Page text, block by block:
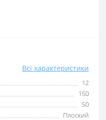
Всі характеристики
12
150
50
Плоский